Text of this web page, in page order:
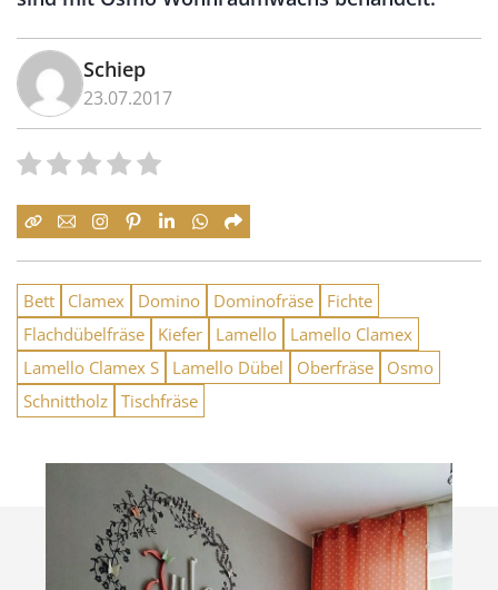
Schiep
23.07.2017
Bett Clamex Domino Dominofräse
Fichte
Flachdübelfräse
Kiefer Lamello
Lamello Clamex
Lamello Clamex S
Lamello Dübel Oberfräse
Osmo
Schnittholz Tischfräse